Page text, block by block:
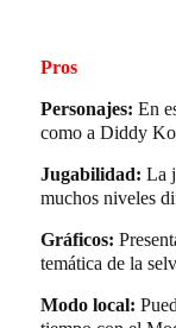
Pros
Personajes: En
como a Diddy
Jugabilidad: La
muchos niveles
Gráficos:
temática de la
Modo local: